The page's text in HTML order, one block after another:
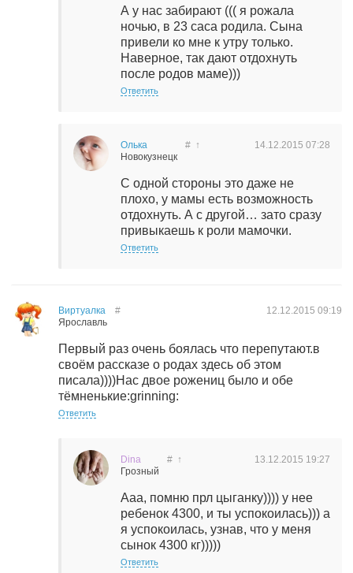
А у нас забирают ((( я рожала
ночью, в 23 саса родила. Сына
привели ко мне к утру только.
Наверное, так дают отдохнуть
после родов маме)))
Ответить
Олька
Новокузнецк
14.12.2015 07:28
# ↑
С одной стороны это даже не
плохо, у мамы есть возможность
отдохнуть. А с другой… зато сразу
привыкаешь к роли мамочки.
Ответить
Виртуалка
Ярославль
12.12.2015 09:19
#
Первый раз очень боялась что перепутают.в
своём рассказе о родах здесь об этом
писала))))Нас двое рожениц было и обе
тёмненькие:grinning:
Ответить
Dina
Грозный
13.12.2015 19:27
# ↑
Ааа, помню прл цыганку)))) у нее
ребенок 4300, и ты успокоилась))) а
я успокоилась, узнав, что у меня
сынок 4300 кг)))))
Ответить